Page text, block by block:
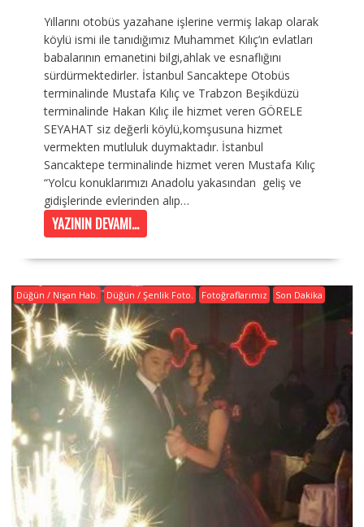
Yıllarını otobüs yazahane işlerine vermiş lakap olarak
köylü ismi ile tanıdığımız Muhammet Kılıç’ın evlatları
babalarının emanetini bilgi,ahlak ve esnaflığını
sürdürmektedirler. İstanbul Sancaktepe Otobüs
terminalinde Mustafa Kılıç ve Trabzon Beşikdüzü
terminalinde Hakan Kılıç ile hizmet veren GÖRELE
SEYAHAT siz değerli köylü,komşusuna hizmet
vermekten mutluluk duymaktadır. İstanbul
Sancaktepe terminalinde hizmet veren Mustafa Kılıç
“Yolcu konuklarımızı Anadolu yakasından geliş ve
gidişlerinde evlerinden alıp…
YAZININ DEVAMI...
Düğün / Nişan Hab. Düğün / Şenlik Foto. Fotoğraflarımız Son Dakika